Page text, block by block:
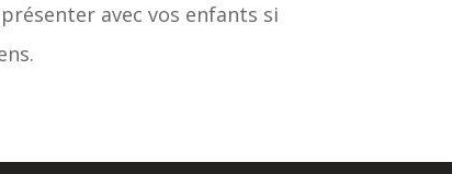
avec vos enfants si